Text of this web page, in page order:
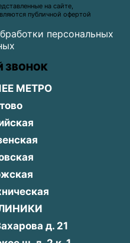
на сайте,
публичной офертой
персональных
ЗВОНОК
МЕТРО
д. 21